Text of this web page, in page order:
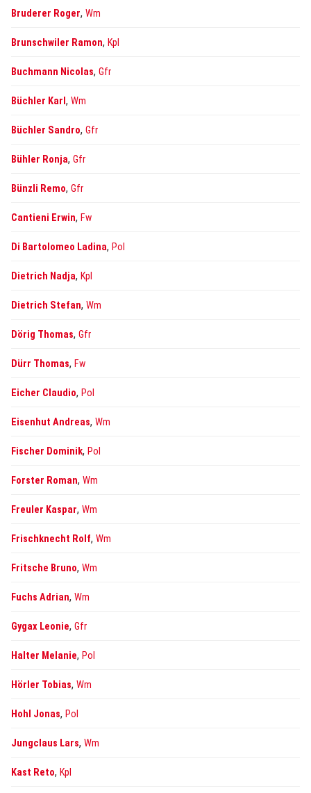
Bruderer Roger, Wm
Brunschwiler Ramon, Kpl
Buchmann Nicolas, Gfr
Büchler Karl , Wm
Büchler Sandro, Gfr
Bühler Ronja, Gfr
Bünzli Remo, Gfr
Cantieni Erwin, Fw
Di Bartolomeo Ladina, Pol
Dietrich Nadja, Kpl
Dietrich Stefan, Wm
Dörig Thomas, Gfr
Dürr Thomas, Fw
Eicher Claudio, Pol
Eisenhut Andreas, Wm
Fischer Dominik, Pol
Forster Roman, Wm
Freuler Kaspar, Wm
Frischknecht Rolf, Wm
Fritsche Bruno, Wm
Fuchs Adrian, Wm
Gygax Leonie, Gfr
Halter Melanie, Pol
Hörler Tobias, Wm
Hohl Jonas, Pol
Jungclaus Lars, Wm
Kast Reto, Kpl